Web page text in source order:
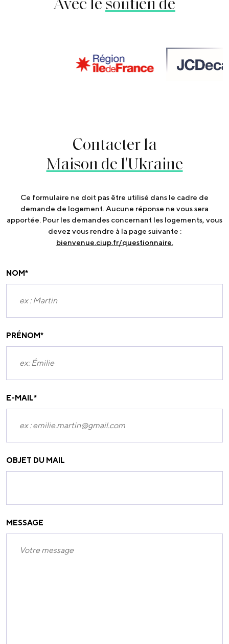
Contacter la
Maison de l'Ukraine
Ce formulaire ne doit pas être utilisé dans le cadre de
demande de logement. Aucune réponse ne vous sera
apportée. Pour les demandes concernant les logements, vous
devez vous rendre à la page suivante :
bienvenue.ciup.fr/questionnaire.
NOM*
PRÉNOM*
E-MAIL*
OBJET DU MAIL
MESSAGE